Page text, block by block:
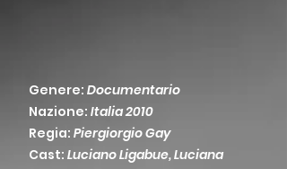
Genere: Documentario
Nazione: Italia 2010
Regia: Piergiorgio Gay
Cast: Luciano Ligabue, Luciana